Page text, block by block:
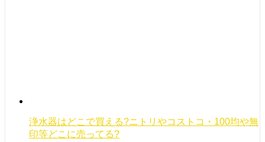
浄水器はどこで買える?ニトリやコストコ・100均や無
印等どこに売ってる?